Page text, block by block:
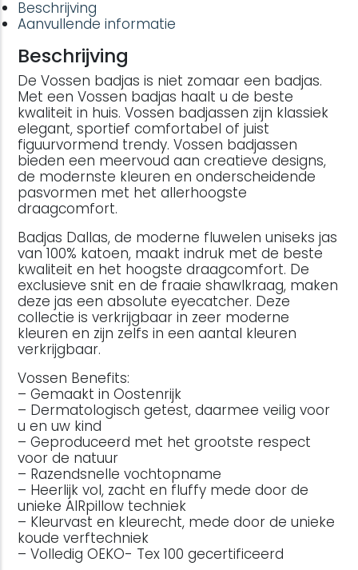
Beschrijving
Aanvullende informatie
Beschrijving
De Vossen badjas is niet zomaar een badjas.
Met een Vossen badjas haalt u de beste
kwaliteit in huis. Vossen badjassen zijn klassiek
elegant, sportief comfortabel of juist
figuurvormend trendy. Vossen badjassen
bieden een meervoud aan creatieve designs,
de modernste kleuren en onderscheidende
pasvormen met het allerhoogste
draagcomfort.
Badjas Dallas, de moderne fluwelen uniseks jas
van 100% katoen, maakt indruk met de beste
kwaliteit en het hoogste draagcomfort. De
exclusieve snit en de fraaie shawlkraag, maken
deze jas een absolute eyecatcher. Deze
collectie is verkrijgbaar in zeer moderne
kleuren en zijn zelfs in een aantal kleuren
verkrijgbaar.
Vossen Benefits:
– Gemaakt in Oostenrijk
– Dermatologisch getest, daarmee veilig voor
u en uw kind
– Geproduceerd met het grootste respect
voor de natuur
– Razendsnelle vochtopname
– Heerlijk vol, zacht en fluffy mede door de
unieke AIRpillow techniek
– Kleurvast en kleurecht, mede door de unieke
koude verftechniek
– Volledig OEKO- Tex 100 gecertificeerd